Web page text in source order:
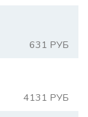
631 РУБ
4131 РУБ